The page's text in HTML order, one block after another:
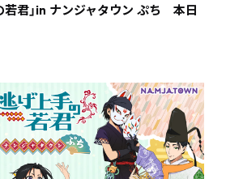
若君」in ナンジャタウン ぷち 本日